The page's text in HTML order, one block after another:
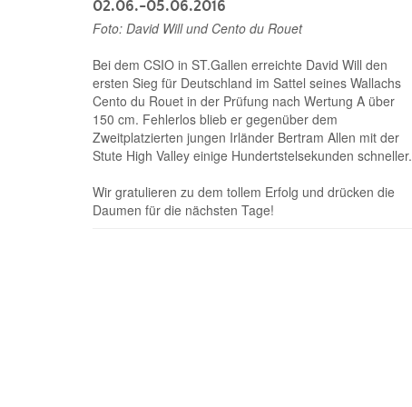
02.06.-05.06.2016
Foto: David Will und Cento du Rouet
Bei dem CSIO in ST.Gallen erreichte David Will den
ersten Sieg für Deutschland im Sattel seines Wallachs
Cento du Rouet in der Prüfung nach Wertung A über
150 cm. Fehlerlos blieb er gegenüber dem
Zweitplatzierten jungen Irländer Bertram Allen mit der
Stute High Valley einige Hundertstelsekunden schneller.
Wir gratulieren zu dem tollem Erfolg und drücken die
Daumen für die nächsten Tage!